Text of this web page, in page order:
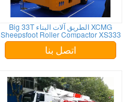
XCMG الطريق آلات البناء Big 33T
Sheepsfoot Roller Compactor XS333
اتصل بنا